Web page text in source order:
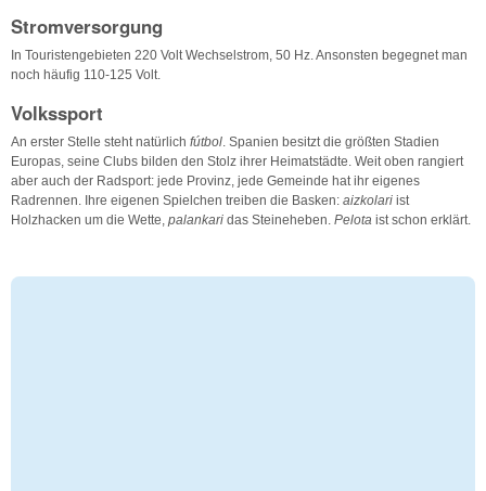
Stromversorgung
In Touristengebieten 220 Volt Wechselstrom, 50 Hz. Ansonsten begegnet man
noch häufig 110-125 Volt.
Volkssport
An erster Stelle steht natürlich fútbol. Spanien besitzt die größten Stadien
Europas, seine Clubs bilden den Stolz ihrer Heimatstädte. Weit oben rangiert
aber auch der Radsport: jede Provinz, jede Gemeinde hat ihr eigenes
Radrennen. Ihre eigenen Spielchen treiben die Basken: aizkolari ist
Holzhacken um die Wette, palankari das Steineheben. Pelota ist schon erklärt.